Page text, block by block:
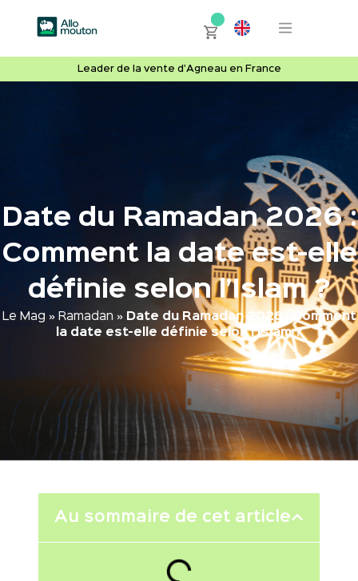
Leader de la vente d'Agneau en France
Date du Ramadan 2026 :
Comment la date est-elle
définie selon l’Islam ?
Le Mag » Ramadan » Date du Ramadan 2026 : Comment
la date est-elle définie selon l’Islam ?
Au sommaire de cet article